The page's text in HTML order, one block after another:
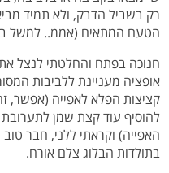
רק בשביל הדבק, ולא תמיד
הטעם המתאים (אממ.. למשל
חנוכה בפתח והחלטתי לנצל את
אופציה מעניינת ללביבות
קציצות הפלא לאפייה (אפשר,
להוסיף עוד קצת שמן
האפייה) וקראתי ללני, חבר
בתולדות הבלוג צלם אורח.